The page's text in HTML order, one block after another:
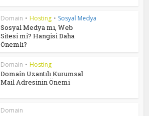
Domain • Hosting • Sosyal Medya
Sosyal Medya mı, Web
Sitesi mi? Hangisi Daha
Önemli?
Domain • Hosting
Domain Uzantılı Kurumsal
Mail Adresinin Önemi
Domain